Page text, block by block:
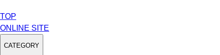
TOP
ONLINE SITE
CATEGORY